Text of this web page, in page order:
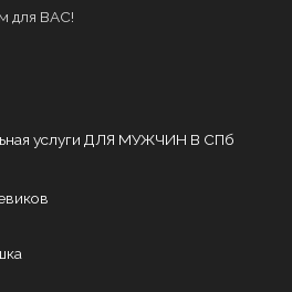
для ВАС!
услуги ДЛЯ МУЖЧИН В СПб